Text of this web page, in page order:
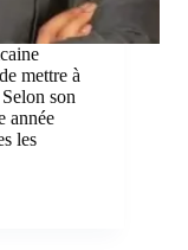
mettre à
son
année
les